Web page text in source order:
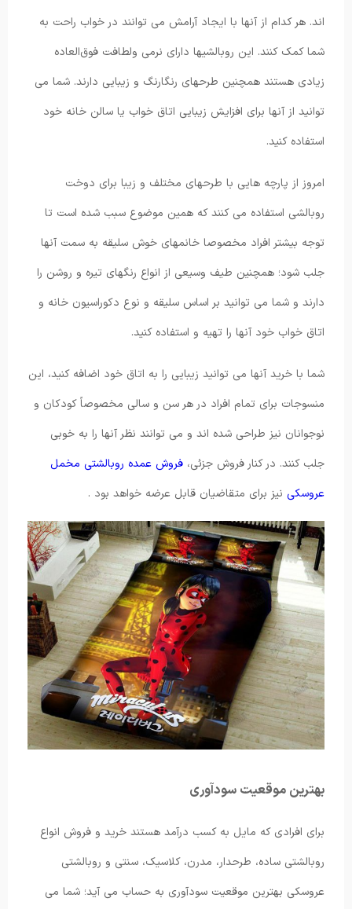
اند. هر کدام از آنها با ایجاد آرامش می توانند در خواب راحت به
شما کمک کنند. این روبالشیها دارای نرمی ولطافت فوق‌العاده
زیادی هستند همچنین طرحهای رنگارنگ و زیبایی دارند. شما می
توانید از آنها برای افزایش زیبایی اتاق خواب یا سالن خانه خود
استفاده کنید.
امروز از پارچه هایی با طرحهای مختلف و زیبا برای دوخت
روبالشی استفاده می کنند که همین موضوع سبب شده است تا
توجه بیشتر افراد مخصوصا خانمهای خوش سلیقه به سمت آنها
جلب شود؛ همچنین طیف وسیعی از انواع رنگهای تیره و روشن را
دارند و شما می توانید بر اساس سلیقه و نوع دکوراسیون خانه و
اتاق خواب خود آنها را تهیه و استفاده کنید.
شما با خرید آنها می توانید زیبایی را به اتاق خود اضافه کنید، این
منسوجات برای تمام افراد در هر سن و سالی مخصوصاً کودکان و
نوجوانان نیز طراحی شده اند و می توانند نظر آنها را به خوبی
جلب کنند. در کنار فروش جزئی، فروش عمده روبالشتی مخمل
عروسکی نیز برای متقاضیان قابل عرضه خواهد بود .
بهترین موقعیت سودآوری
برای افرادی که مایل به کسب درآمد هستند خرید و فروش انواع
روبالشتی ساده، طرحدار، مدرن، کلاسیک، سنتی و روبالشتی
عروسکی بهترین موقعیت سودآوری به حساب می‌ آید؛ شما می